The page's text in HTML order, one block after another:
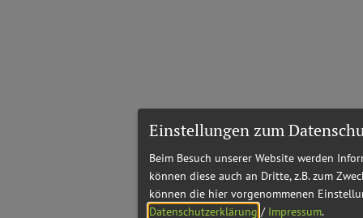
Einstellungen zum
Beim Besuch unserer Website werden
können diese auch an Dritte, z.B. zum
können die hier vorgenommenen
Datenschutzerklärung / Impressum.